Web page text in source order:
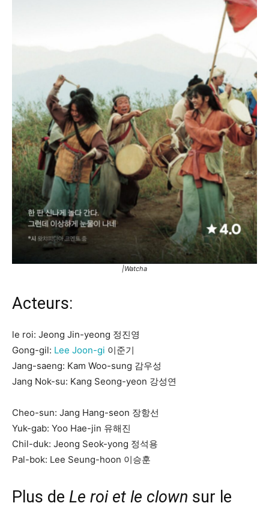
|Watcha
Acteurs:
le roi: Jeong Jin-yeong 정진영
Gong-gil: Lee Joon-gi 이준기
Jang-saeng: Kam Woo-sung 감우성
Jang Nok-su: Kang Seong-yeon 강성연
Cheo-sun: Jang Hang-seon 장항선
Yuk-gab: Yoo Hae-jin 유해진
Chil-duk: Jeong Seok-yong 정석용
Pal-bok: Lee Seung-hoon 이승훈
Plus de Le roi et le clown sur le